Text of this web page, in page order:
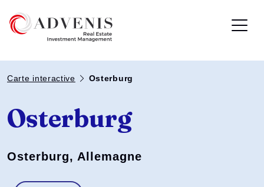
Carte interactive Osterburg
Osterburg
Osterburg, Allemagne